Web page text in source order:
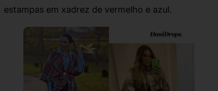
estampas em xadrez de vermelho e azul.